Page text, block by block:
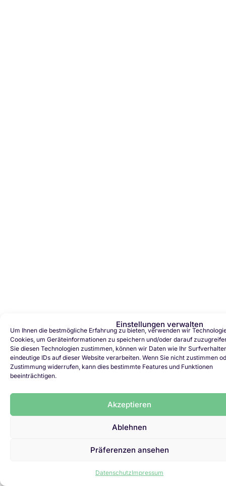
Einstellungen verwalten
Um Ihnen die bestmögliche Erfahrung zu bieten, verwenden wir
Cookies, um Geräteinformationen zu speichern und/oder darauf
Sie diesen Technologien zustimmen, können wir Daten wie Ihr
eindeutige IDs auf dieser Website verarbeiten. Wenn Sie nicht zustimmen
Zustimmung widerrufen, kann dies bestimmte Features und Funktionen
beeinträchtigen.
Akzeptieren
Ablehnen
Präferenzen ansehen
DatenschutzImpressum